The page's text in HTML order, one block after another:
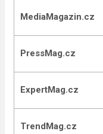
MediaMagazin.cz
PressMag.cz
ExpertMag.cz
TrendMag.cz